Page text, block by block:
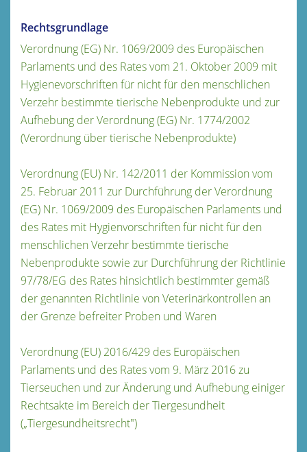
Rechtsgrundlage
Verordnung (EG) Nr. 1069/2009 des Europäischen
Parlaments und des Rates vom 21. Oktober 2009 mit
Hygienevorschriften für nicht für den menschlichen
Verzehr bestimmte tierische Nebenprodukte und zur
Aufhebung der Verordnung (EG) Nr. 1774/2002
(Verordnung über tierische Nebenprodukte)
Verordnung (EU) Nr. 142/2011 der Kommission vom
25. Februar 2011 zur Durchführung der Verordnung
(EG) Nr. 1069/2009 des Europäischen Parlaments und
des Rates mit Hygienvorschriften für nicht für den
menschlichen Verzehr bestimmte tierische
Nebenprodukte sowie zur Durchführung der Richtlinie
97/78/EG des Rates hinsichtlich bestimmter gemäß
der genannten Richtlinie von Veterinärkontrollen an
der Grenze befreiter Proben und Waren
Verordnung (EU) 2016/429 des Europäischen
Parlaments und des Rates vom 9. März 2016 zu
Tierseuchen und zur Änderung und Aufhebung einiger
Rechtsakte im Bereich der Tiergesundheit
(„Tiergesundheitsrecht")